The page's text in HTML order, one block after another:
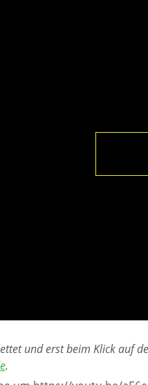
und erst beim Klick auf
.